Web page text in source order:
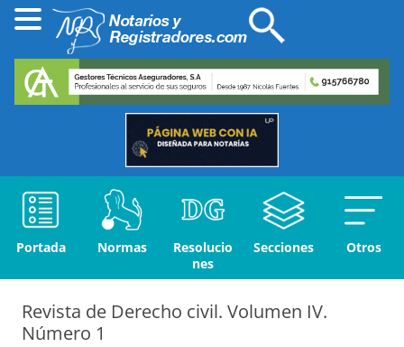
Portada Normas
Resolucio
nes
Secciones Otros
Revista de Derecho civil. Volumen IV.
Número 1